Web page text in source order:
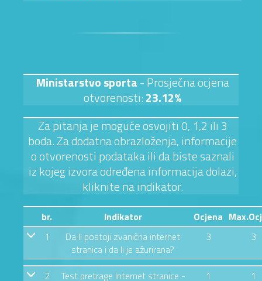
Ministarstvo sporta- Prosječna ocjena
otvorenosti:23.12%
Za pitanja je moguće osvojiti 0, 1,2 ili 3
boda. Za dodatna obrazloženja, informacije
o otvorenosti podataka ili da biste saznali
iz kojeg izvora određena informacija dolazi,
kliknite na indikator.
br. Indikator Ocjena
1
Da li postoji zvanična internet
stranica i da li je ažurirana?
3 3
2
Test pretrage Internet stranice -
1 1